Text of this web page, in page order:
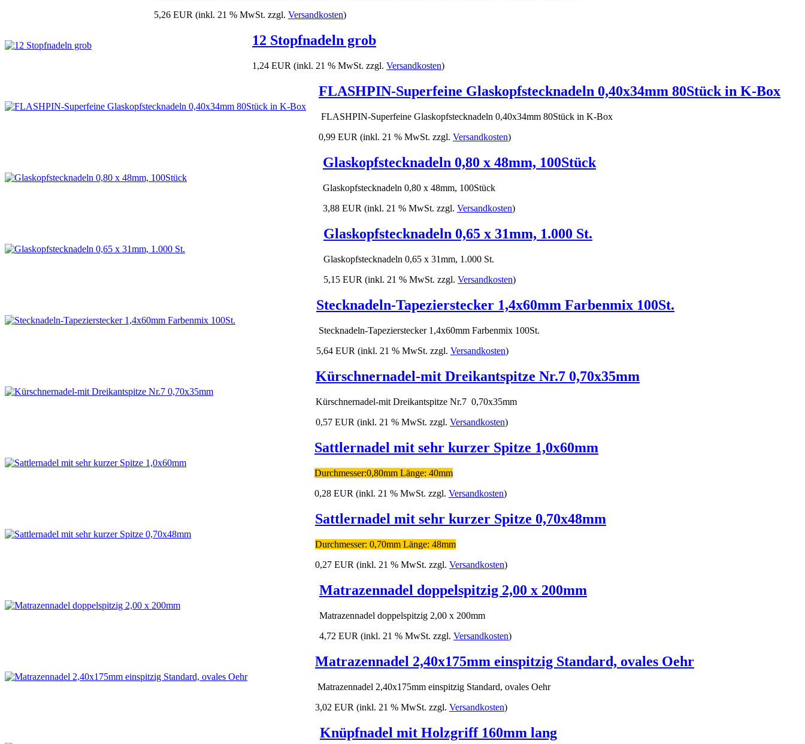
5,26 EUR (inkl. 21 % MwSt. zzgl. Versandkosten)
12 Stopfnadeln grob
1,24 EUR (inkl. 21 % MwSt. zzgl. Versandkosten)
FLASHPIN-Superfeine Glaskopfstecknadeln 0,40x34mm 80Stück in K-Box
FLASHPIN-Superfeine Glaskopfstecknadeln 0,40x34mm 80Stück in K-Box
0,99 EUR (inkl. 21 % MwSt. zzgl. Versandkosten)
Glaskopfstecknadeln 0,80 x 48mm, 100Stück
Glaskopfstecknadeln 0,80 x 48mm, 100Stück
3,88 EUR (inkl. 21 % MwSt. zzgl. Versandkosten)
Glaskopfstecknadeln 0,65 x 31mm, 1.000 St.
Glaskopfstecknadeln 0,65 x 31mm, 1.000 St.
5,15 EUR (inkl. 21 % MwSt. zzgl. Versandkosten)
Stecknadeln-Tapezierstecker 1,4x60mm Farbenmix 100St.
Stecknadeln-Tapezierstecker 1,4x60mm Farbenmix 100St.
5,64 EUR (inkl. 21 % MwSt. zzgl. Versandkosten)
Kürschnernadel-mit Dreikantspitze Nr.7 0,70x35mm
Kürschnernadel-mit Dreikantspitze Nr.7 0,70x35mm
0,57 EUR (inkl. 21 % MwSt. zzgl. Versandkosten)
Sattlernadel mit sehr kurzer Spitze 1,0x60mm
Durchmesser:0,80mm Länge: 40mm
0,28 EUR (inkl. 21 % MwSt. zzgl. Versandkosten)
Sattlernadel mit sehr kurzer Spitze 0,70x48mm
Durchmesser: 0,70mm Länge: 48mm
0,27 EUR (inkl. 21 % MwSt. zzgl. Versandkosten)
Matrazennadel doppelspitzig 2,00 x 200mm
Matrazennadel doppelspitzig 2,00 x 200mm
4,72 EUR (inkl. 21 % MwSt. zzgl. Versandkosten)
Matrazennadel 2,40x175mm einspitzig Standard, ovales Oehr
Matrazennadel 2,40x175mm einspitzig Standard, ovales Oehr
3,02 EUR (inkl. 21 % MwSt. zzgl. Versandkosten)
Knüpfnadel mit Holzgriff 160mm lang